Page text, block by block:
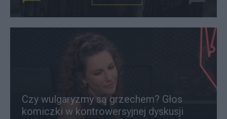
Czy wulgaryzmy są grzechem? Głos
komiczki w kontrowersyjnej dyskusji